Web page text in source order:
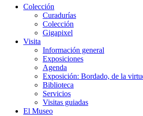
Colección
Curadurías
Colección
Gigapixel
Visita
Información general
Exposiciones
Agenda
Exposición: Bordado, de la
Biblioteca
Servicios
Visitas guiadas
El Museo